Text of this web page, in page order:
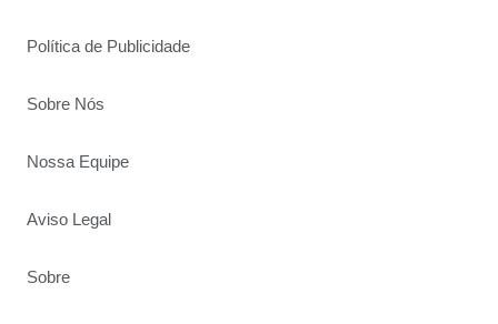
Política de Publicidade
Sobre Nós
Nossa Equipe
Aviso Legal
Sobre